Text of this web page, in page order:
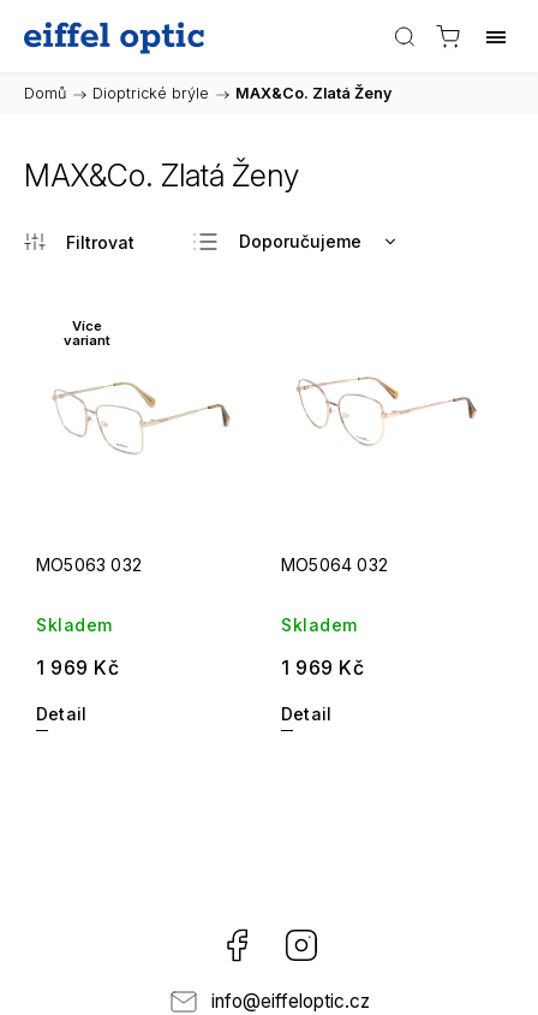
Domů / Dioptrické brýle / MAX&Co. Zlatá Ženy
MAX&Co. Zlatá Ženy
Doporučujeme
Abecedně
Více
variant
MO5063 032
Skladem
1 969 Kč
Detail
MO5064 032
Skladem
1 969 Kč
Detail
Facebook
info@eiffeloptic.cz